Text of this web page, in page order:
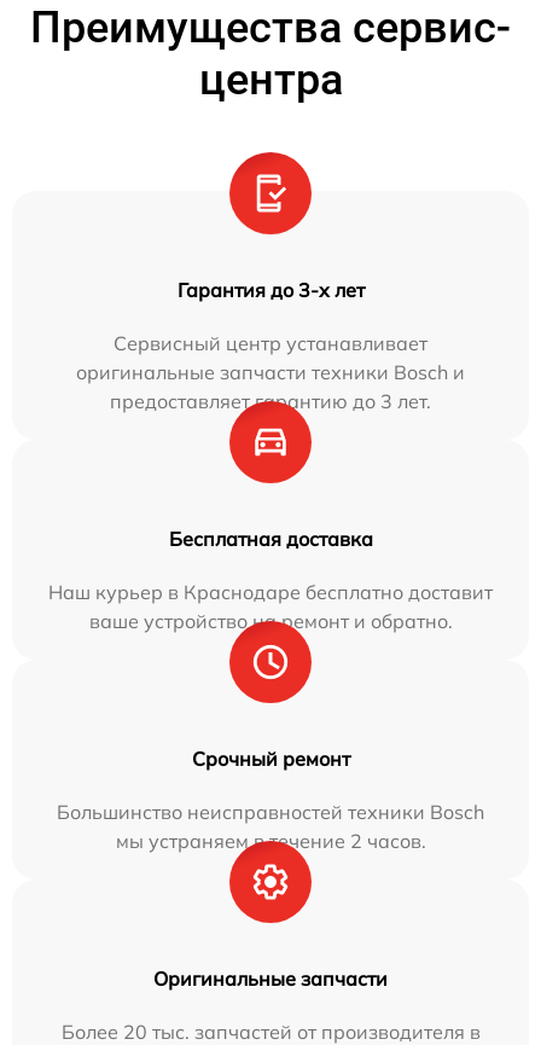
Преимущества сервис-
центра
Гарантия до 3-х лет
Сервисный центр устанавливает
оригинальные запчасти техники Bosch и
предоставляет гарантию до 3 лет.
Бесплатная доставка
Наш курьер в Краснодаре бесплатно доставит
ваше устройство на ремонт и обратно.
Срочный ремонт
Большинство неисправностей техники Bosch
мы устраняем в течение 2 часов.
Оригинальные запчасти
Более 20 тыс. запчастей от производителя в